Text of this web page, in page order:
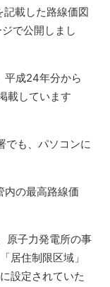
載した路線価図
で公開しまし
平成24年分から
載しています
でも、パソコンに
の最高路線価
原子力発電所の事
居住制限区域」
設定されていた